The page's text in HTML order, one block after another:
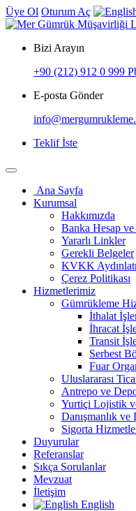
Üye Ol Oturum Aç
Bizi Arayın
+90 (212) 912 0 999
E-posta Gönder
Teklif İste
Ana Sayfa
Kurumsal
Hakkımızda
Banka Hesap
Yararlı Linkler
Gerekli Belgeler
KVKK
Çerez Politikası
Hizmetlerimiz
Gümrükleme
İthalat
İhracat
Transit
Serbest
Fuar
Uluslararası
Antrepo ve
Yurtiçi Lojistik
Danışmanlık
Sigorta
Duyurular
Referanslar
Sıkça Sorulanlar
Mevzuat
İletişim
English